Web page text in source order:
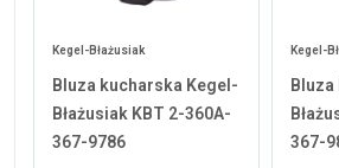
Kegel-Błażusiak
Bluza kucharska Kegel-
Błażusiak KBT 2-360A-
367-9786
Kegel-
367-